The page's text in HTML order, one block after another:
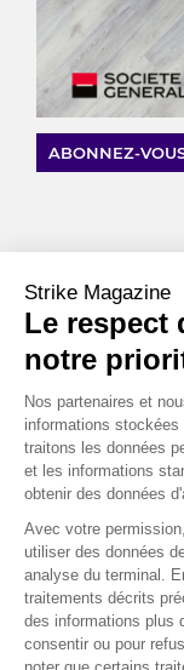
ABONNEZ-
C’est le niveau
l’EUR/USD,
européenne et
C’est, en
matérialisant une
barbare » joue
Strike Magazine
Le respect
notre
Nos partenaires et
informations
traitons les données
et les informations
obtenir des données
Avec votre
utiliser des données
analyse du terminal.
traitements décrits
des informations plus
consentir ou pour
noter que certains